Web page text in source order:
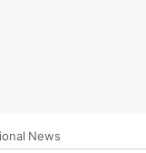
News